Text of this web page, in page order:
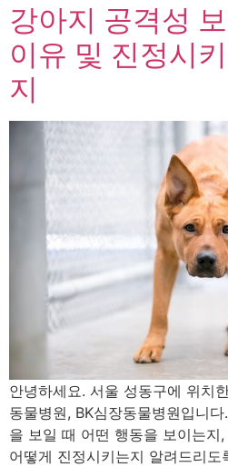
강아지 공격성
이유 및 진정시
지
안녕하세요. 서울 성동구에 위치
동물병원, BK심장동물병원입니
을 보일 때 어떤 행동을 보이는지
어떻게 진정시키는지 알려드리